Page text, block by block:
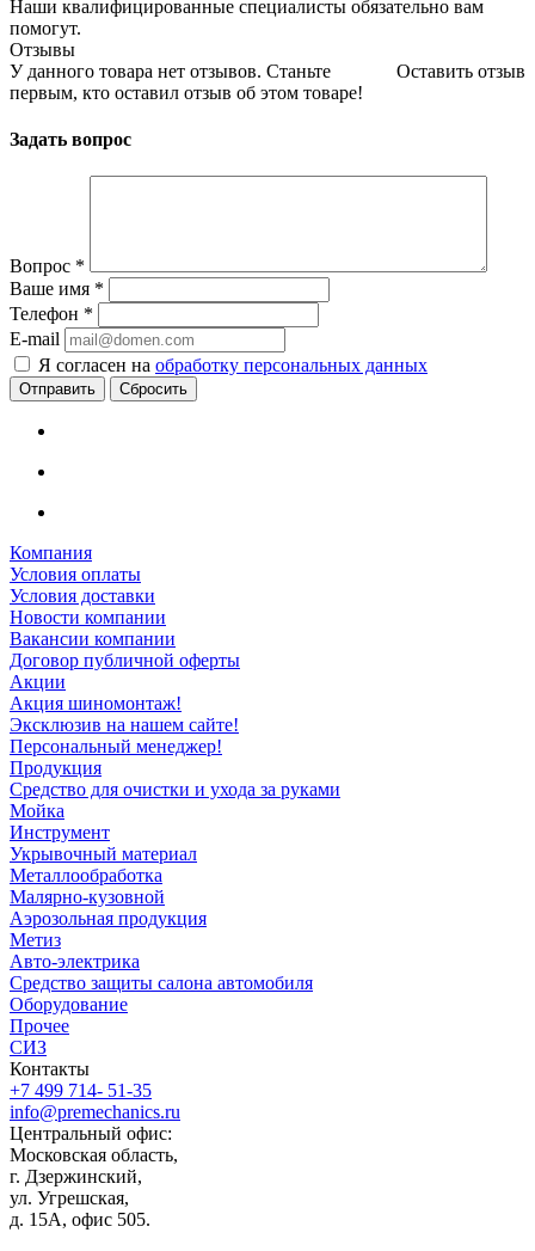
Наши квалифицированные специалисты обязательно вам
помогут.
Отзывы
Оставить отзыв
У данного товара нет отзывов. Станьте
первым, кто оставил отзыв об этом товаре!
Задать вопрос
Вопрос *
Ваше имя *
Телефон *
E-mail
Я согласен на обработку персональных данных
Сбросить
Компания
Условия оплаты
Условия доставки
Новости компании
Вакансии компании
Договор публичной оферты
Акции
Акция шиномонтаж!
Эксклюзив на нашем сайте!
Персональный менеджер!
Продукция
Средство для очистки и ухода за руками
Мойка
Инструмент
Укрывочный материал
Металлообработка
Малярно-кузовной
Аэрозольная продукция
Метиз
Авто-электрика
Средство защиты салона автомобиля
Оборудование
Прочее
СИЗ
Контакты
+7 499 714- 51-35
info@premechanics.ru
Центральный офис:
Московская область,
г. Дзержинский,
ул. Угрешская,
д. 15А, офис 505.